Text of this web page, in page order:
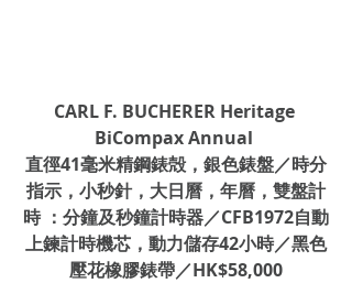
CARL F. BUCHERER Heritage
BiCompax Annual
直徑41毫米精鋼錶殻，銀色錶盤／時分
指示，小秒針，大日曆，年曆，雙盤計
時 ：分鐘及秒鐘計時器／CFB1972自動
上鍊計時機芯，動力儲存42小時／黑色
壓花橡膠錶帶／HK$58,000